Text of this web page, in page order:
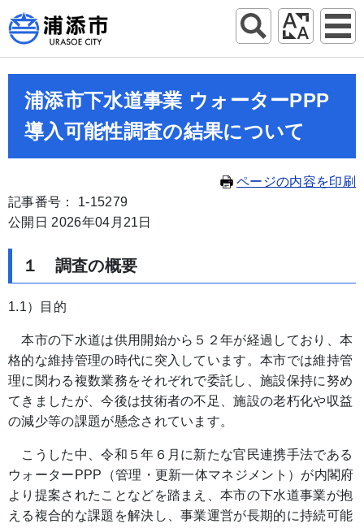
浦添市下水道事業 ウォーターPPP
導入可能性調査の結果について
ページの内容を印刷
記事番号： 1-15279
公開日 2026年04月21日
１ 調査の概要
1.1）目的
本市の下水道は供用開始から５２年が経過しており、本
格的な維持管理の時代に突入しています。本市では維持管
理に関わる複数業務をそれぞれで委託し、施設保持に努め
てきましたが、今後は技術者の不足、施設の老朽化や収益
の減少等の課題が懸念されています。
こうした中、令和５年６月に新たな官民連携手法である
ウォーターPPP（管理・更新一体マネジメント）が内閣府
より提案されたことなどを踏まえ、本市の下水道事業が抱
える複合的な課題を解決し、事業運営が長期的に持続可能